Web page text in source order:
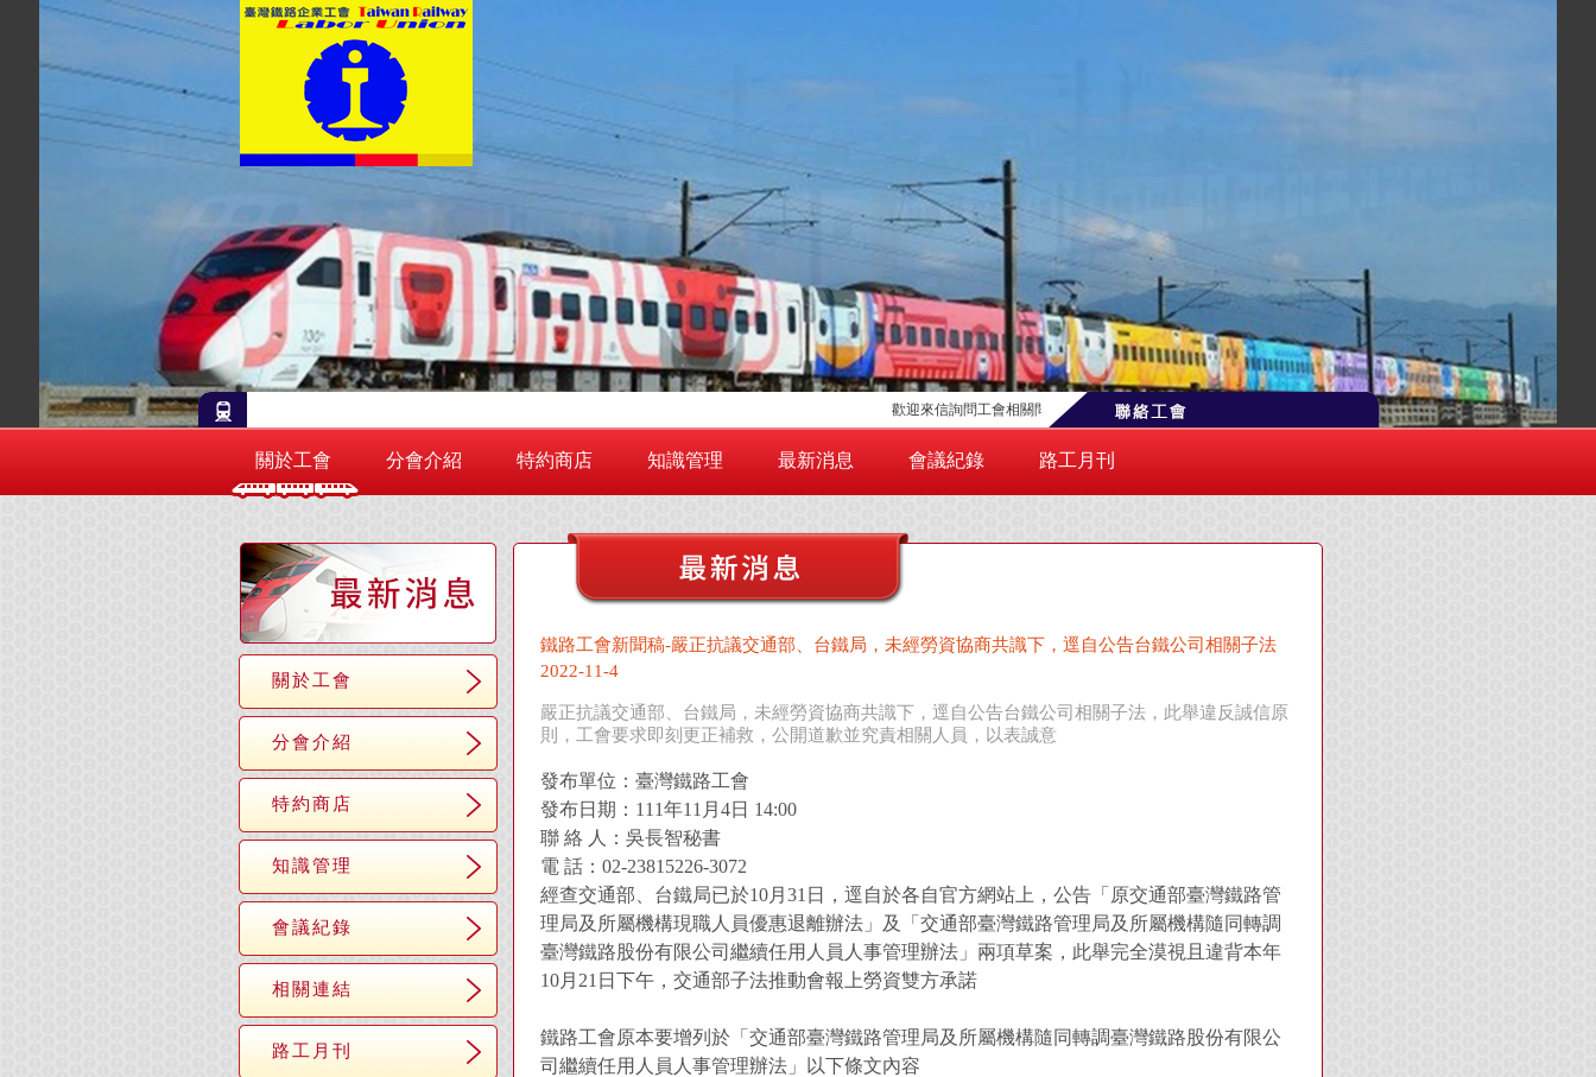
關於工會 分會介紹 特約商店 知識管理 最新消息 會議紀錄 路工月刊
歡迎來信詢問工會相關問題，請點擊右側「聯絡工會」或逕寄 trlu0100@gmail.com
關於工會
分會介紹
特約商店
知識管理
會議紀錄
相關連結
路工月刊
鐵路工會新聞稿-嚴正抗議交通部、台鐵局，未經勞資協商共識下，逕自公告台鐵公司相關子法
2022-11-4
嚴正抗議交通部、台鐵局，未經勞資協商共識下，逕自公告台鐵公司相關子法，此舉違反誠信原
則，工會要求即刻更正補救，公開道歉並究責相關人員，以表誠意
發布單位：臺灣鐵路工會
發布日期：111年11月4日 14:00
聯 絡 人：吳長智秘書
電 話：02-23815226-3072
經查交通部、台鐵局已於10月31日，逕自於各自官方網站上，公告「原交通部臺灣鐵路管
理局及所屬機構現職人員優惠退離辦法」及「交通部臺灣鐵路管理局及所屬機構隨同轉調
臺灣鐵路股份有限公司繼續任用人員人事管理辦法」兩項草案，此舉完全漠視且違背本年
10月21日下午，交通部子法推動會報上勞資雙方承諾
鐵路工會原本要增列於「交通部臺灣鐵路管理局及所屬機構隨同轉調臺灣鐵路股份有限公
司繼續任用人員人事管理辦法」以下條文內容